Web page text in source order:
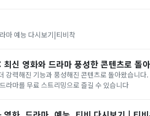
마 예능 다시보기|티비착
최신 영화와 드라마 풍성한 콘텐츠로 돌
강력해진 기능과 풍성해진 콘텐츠로 돌아왔습니
라마를 무료 스트리밍으로 즐길 수 있습니다